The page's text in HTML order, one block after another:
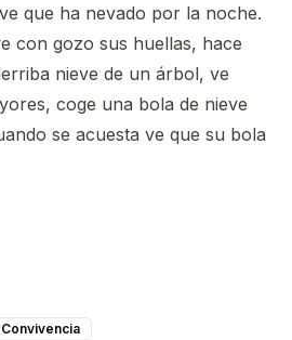
que ha nevado por la noche.
con gozo sus huellas, hace
nieve de un árbol, ve
coge una bola de nieve
se acuesta ve que su bola
Convivencia